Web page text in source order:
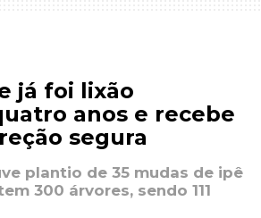
já foi lixão
anos e recebe
segura
plantio de 35 mudas de ipê
300 árvores, sendo 111